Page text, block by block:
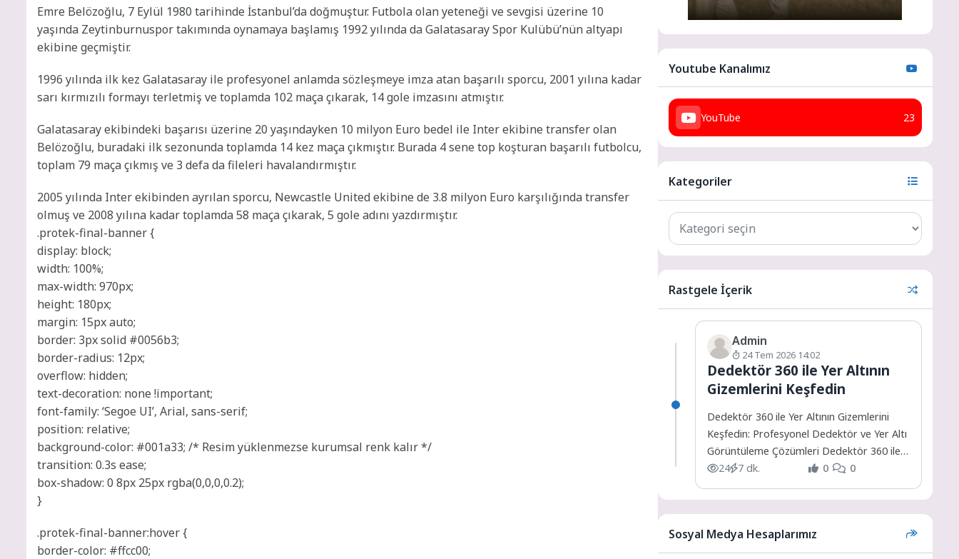
Emre Belözoğlu, 7 Eylül 1980 tarihinde İstanbul’da doğmuştur. Futbola olan yeteneği ve sevgisi üzerine 10
yaşında Zeytinburnuspor takımında oynamaya başlamış 1992 yılında da Galatasaray Spor Kulübü’nün altyapı
ekibine geçmiştir.
1996 yılında ilk kez Galatasaray ile profesyonel anlamda sözleşmeye imza atan başarılı sporcu, 2001 yılına kadar
sarı kırmızılı formayı terletmiş ve toplamda 102 maça çıkarak, 14 gole imzasını atmıştır.
Galatasaray ekibindeki başarısı üzerine 20 yaşındayken 10 milyon Euro bedel ile Inter ekibine transfer olan
Belözoğlu, buradaki ilk sezonunda toplamda 14 kez maça çıkmıştır. Burada 4 sene top koşturan başarılı futbolcu,
toplam 79 maça çıkmış ve 3 defa da fileleri havalandırmıştır.
2005 yılında Inter ekibinden ayrılan sporcu, Newcastle United ekibine de 3.8 milyon Euro karşılığında transfer
olmuş ve 2008 yılına kadar toplamda 58 maça çıkarak, 5 gole adını yazdırmıştır.
.protek-final-banner {
display: block;
width: 100%;
max-width: 970px;
height: 180px;
margin: 15px auto;
border: 3px solid #0056b3;
border-radius: 12px;
overflow: hidden;
text-decoration: none !important;
font-family: ‘Segoe UI’, Arial, sans-serif;
position: relative;
background-color: #001a33; /* Resim yüklenmezse kurumsal renk kalır */
transition: 0.3s ease;
box-shadow: 0 8px 25px rgba(0,0,0,0.2);
}
.protek-final-banner:hover {
border-color: #ffcc00;
Youtube Kanalımız
YouTube 23
Kategoriler
Rastgele İçerik
Admin
24 Tem 2026 14:02
Dedektör 360 ile Yer Altının
Gizemlerini Keşfedin
Dedektör 360 ile Yer Altının Gizemlerini
Keşfedin: Profesyonel Dedektör ve Yer Altı
Görüntüleme Çözümleri Dedektör 360 ile
Yer Altının Gizemlerini...
24 7 dk. 0 0
Sosyal Medya Hesaplarımız